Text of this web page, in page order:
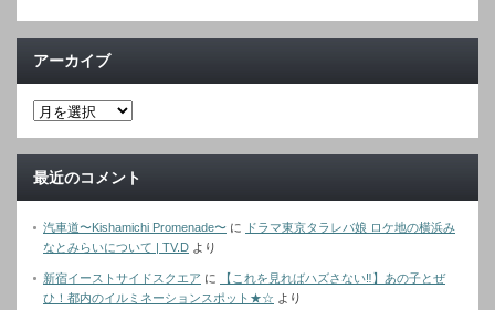
アーカイブ
最近のコメント
汽車道〜Kishamichi Promenade〜 に
ドラマ東京タラレバ娘 ロケ地の横浜み
なとみらいについて | TV.D より
新宿イーストサイドスクエア に
【これを見ればハズさない‼︎】あの子とぜ
ひ！都内のイルミネーションスポット★☆ より